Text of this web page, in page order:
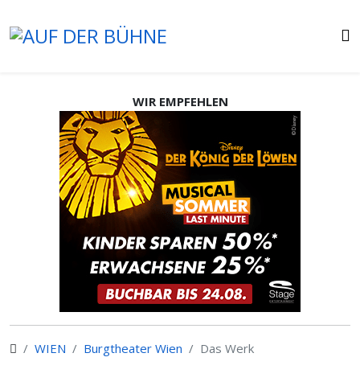
WIR EMPFEHLEN
WIEN Burgtheater Wien Das Werk